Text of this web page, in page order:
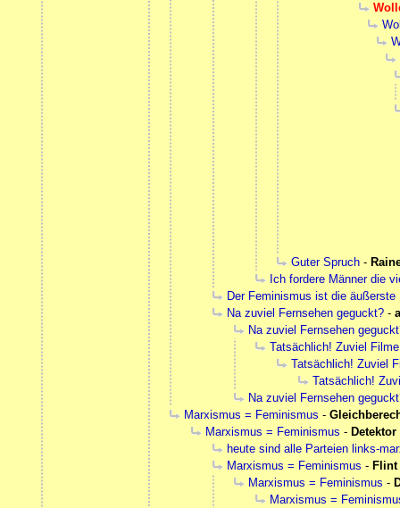
Guter Spruch -
Ich fordere Männer die
Der Feminismus ist die
Na zuviel Fernsehen geguckt? -
Na zuviel Fernsehen
Tatsächlich! Zuviel
Tatsächlich! Zuviel
Tatsächlich!
Na zuviel Fernsehen
Marxismus = Feminismus -
Marxismus = Feminismus - Detektor
heute sind alle Parteien links-
Marxismus = Feminismus - Flint
Marxismus = Feminismus -
Marxismus =